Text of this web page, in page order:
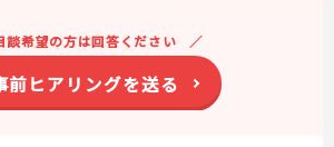
談希望の方は回答ください
前ヒアリングを送る